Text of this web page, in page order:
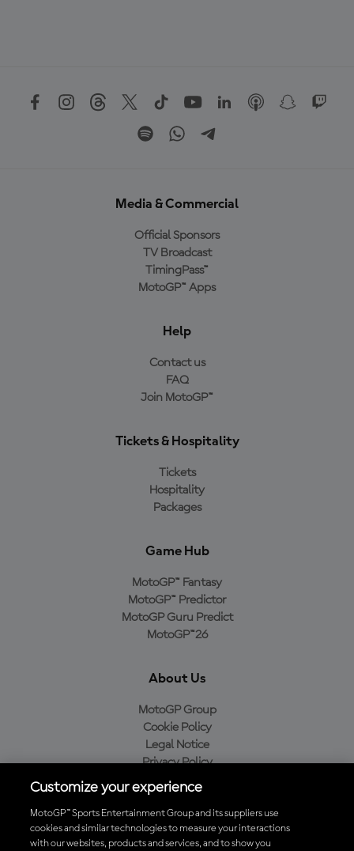
Media & Commercial
Official Sponsors
TV Broadcast
TimingPass™
MotoGP™ Apps
Help
Contact us
FAQ
Join MotoGP™
Tickets & Hospitality
Tickets
Hospitality
Packages
Game Hub
MotoGP™ Fantasy
MotoGP™ Predictor
MotoGP Guru Predict
MotoGP™26
About Us
MotoGP Group
Cookie Policy
Legal Notice
Privacy Policy
Purchase Policy
Baixe o aplicativo oficial da MotoGP™
Customize your experience
MotoGP™ Sports Entertainment Group and its suppliers use
cookies and similar technologies to measure your interactions
with our websites, products and services, and to show you